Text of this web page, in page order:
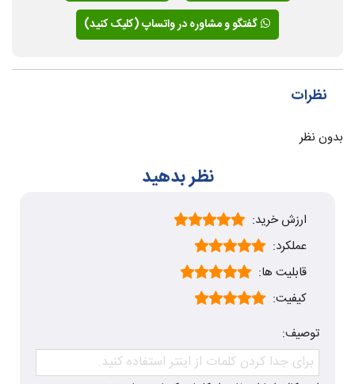
گفتگو و مشاوره در واتساپ (کلیک کنید)
نظرات
بدون نظر
نظر بدهید
ارزش خرید:
عملکرد:
قابلیت ها:
کیفیت:
توصیف: